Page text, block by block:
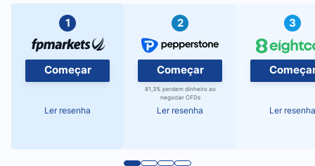
1
Começar
Ler resenha
2
Começar
81,3% perdem dinheiro ao
negociar CFDs
Ler resenha
3
Ler resenha